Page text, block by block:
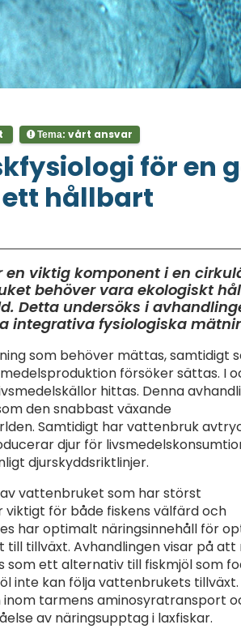
Tema: vårt ansvar
för en
hållbart
viktig komponent i en
behöver vara ekologiskt
Detta undersöks i
integrativa fysiologiska
som behöver mättas, samtidigt
försöker sättas. I
hittas. Denna
den snabbast växande
Samtidigt har vattenbruk
djur för
djurskyddsriktlinjer.
vattenbruket som har störst
för både fiskens välfärd och
har optimalt näringsinnehåll för
tillväxt. Avhandlingen visar på att
som ett alternativ till fiskmjöl som
inte kan följa vattenbrukets
inom tarmens aminosyratransport
av näringsupptag i laxfiskar.